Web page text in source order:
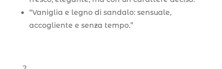
“Vaniglia e legno di sandalo: sensuale,
accogliente e senza tempo.”